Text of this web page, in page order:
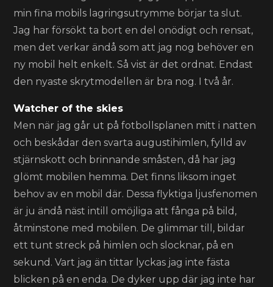
min fina mobils lagringsutrymme börjar ta slut.
Jag har försökt ta bort en del onödigt och rensat,
men det verkar ändå som att jag nog behöver en
ny mobil helt enkelt. Så vist är det ordnat. Endast
den nyaste skrytmodellen är bra nog. I två år.
Watcher of the skies
Men när jag går ut på fotbollsplanen mitt i natten
och beskådar den svarta augustihimlen, fylld av
stjärnskott och brinnande småsten, då har jag
glömt mobilen hemma. Det finns liksom inget
behov av en mobil där. Dessa flyktiga ljusfenomen
är ju ändå näst intill omöjliga att fånga på bild,
åtminstone med mobilen. De glimmar till, bildar
ett tunt streck på himlen och slocknar, på en
sekund. Vart jag än tittar lyckas jag inte fästa
blicken på en enda. De dyker upp där jag inte har